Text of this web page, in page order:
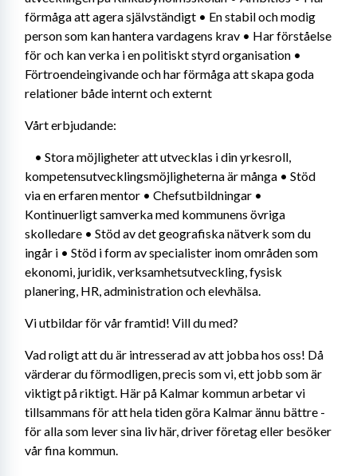
förmåga att agera självständigt • En stabil och modig
person som kan hantera vardagens krav • Har förståelse
för och kan verka i en politiskt styrd organisation •
Förtroendeingivande och har förmåga att skapa goda
relationer både internt och externt
Vårt erbjudande:
kompetensutvecklingsmöjligheterna är många • Stöd
via en erfaren mentor • Chefsutbildningar •
Kontinuerligt samverka med kommunens övriga
skolledare • Stöd av det geografiska nätverk som du
ingår i • Stöd i form av specialister inom områden som
ekonomi, juridik, verksamhetsutveckling, fysisk
planering, HR, administration och elevhälsa.
Vi utbildar för vår framtid! Vill du med?
Vad roligt att du är intresserad av att jobba hos oss! Då
värderar du förmodligen, precis som vi, ett jobb som är
viktigt på riktigt. Här på Kalmar kommun arbetar vi
tillsammans för att hela tiden göra Kalmar ännu bättre -
för alla som lever sina liv här, driver företag eller besöker
vår fina kommun.